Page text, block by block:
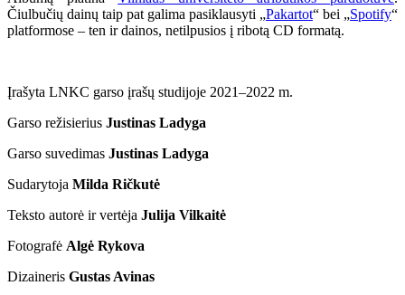
Čiulbučių dainų taip pat galima pasiklausyti „Pakartot“ bei „Spotify“
platformose – ten ir dainos, netilpusios į ribotą CD formatą.
Įrašyta LNKC garso įrašų studijoje 2021–2022 m.
Garso režisierius Justinas Ladyga
Garso suvedimas Justinas Ladyga
Sudarytoja Milda Ričkutė
Teksto autorė ir vertėja Julija Vilkaitė
Fotografė Algė Rykova
Dizaineris Gustas Avinas